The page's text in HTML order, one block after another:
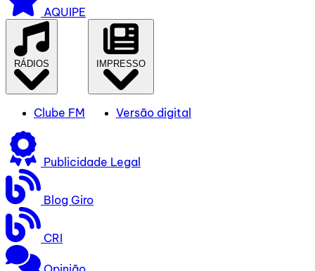
AQUIPE
RÁDIOS
Clube FM
IMPRESSO
Versão digital
Publicidade Legal
Blog Giro
CRI